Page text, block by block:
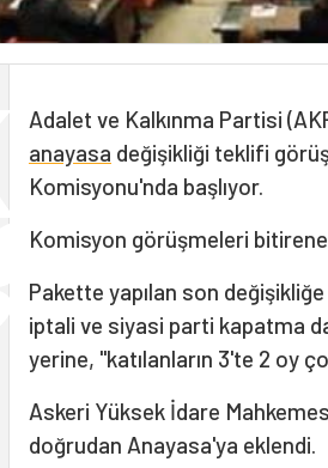
Adalet ve Kalkınma Partisi
anayasa değişikliği teklifi
Komisyonu'nda başlıyor.
Komisyon görüşmeleri
Pakette yapılan son
iptali ve siyasi parti kapatma
yerine, "katılanların 3'te 2 oy
Askeri Yüksek İdare
doğrudan Anayasa'ya eklendi.